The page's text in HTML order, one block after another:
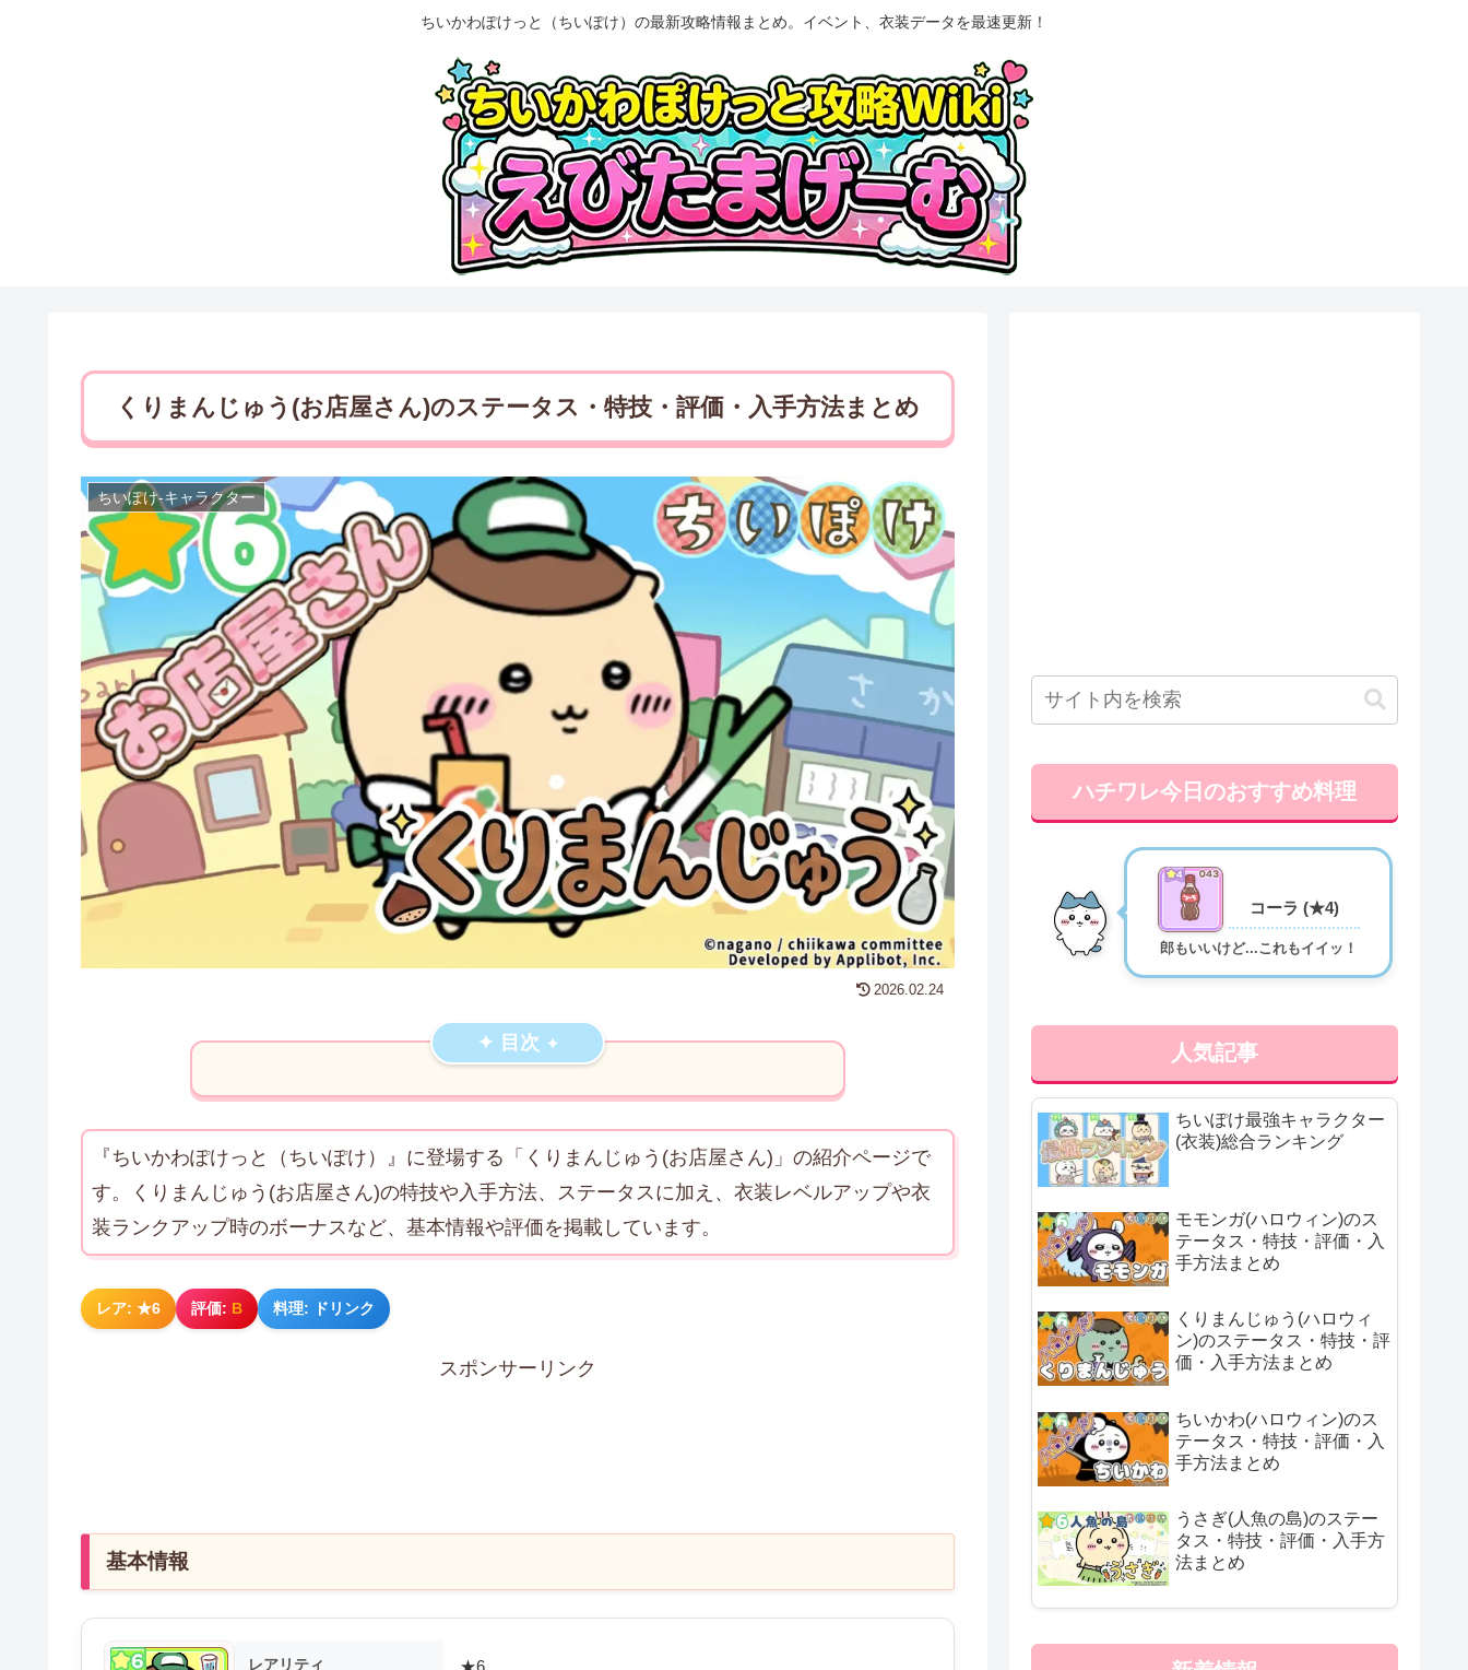
ちいかわぽけっと（ちいぽけ）の最新攻略情報まとめ。イベント、衣装データを最速更新！
くりまんじゅう(お店屋さん)のステータス・特技・評価・入手方法まとめ
ちいぽけ-キャラクター
2026.02.24
目次
『ちいかわぽけっと（ちいぽけ）』に登場する「くりまんじゅう(お店屋さん)」の紹介ページで
す。くりまんじゅう(お店屋さん)の特技や入手方法、ステータスに加え、衣装レベルアップや衣
装ランクアップ時のボーナスなど、基本情報や評価を掲載しています。
レア: ★6 評価: B 料理: ドリンク
スポンサーリンク
基本情報
レアリティ ★6
ハチワレ今日のおすすめ料理
コーラ (★4)
郎もいいけど...これもイイッ！
人気記事
ちいぽけ最強キャラクター
(衣装)総合ランキング
モモンガ(ハロウィン)のス
テータス・特技・評価・入
手方法まとめ
くりまんじゅう(ハロウィ
ン)のステータス・特技・評
価・入手方法まとめ
ちいかわ(ハロウィン)のス
テータス・特技・評価・入
手方法まとめ
うさぎ(人魚の島)のステー
タス・特技・評価・入手方
法まとめ